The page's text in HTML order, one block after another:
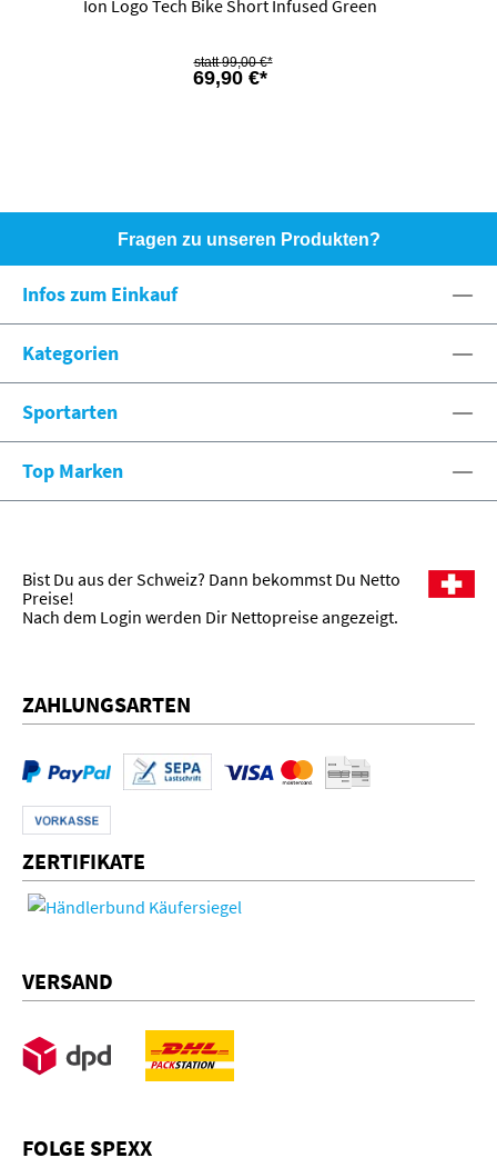
Ion Logo Tech Bike Short Infused Green
69,90 €*
99,00 €*
Fragen zu unseren Produkten?
eshop@spexx.org
Infos zum Einkauf
Kategorien
Sportarten
Top Marken
Bist Du aus der Schweiz? Dann bekommst Du Netto
Preise!
Nach dem Login werden Dir Nettopreise angezeigt.
ZAHLUNGSARTEN
ZERTIFIKATE
VERSAND
FOLGE SPEXX